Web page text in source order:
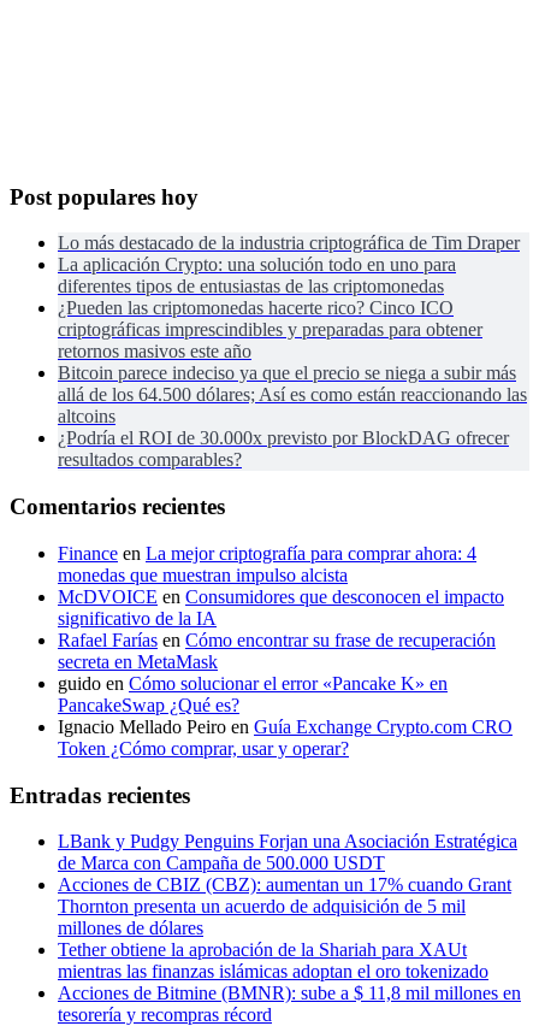
Post populares hoy
Lo más destacado de la industria criptográfica de Tim Draper
La aplicación Crypto: una solución todo en uno para
diferentes tipos de entusiastas de las criptomonedas
¿Pueden las criptomonedas hacerte rico? Cinco ICO
criptográficas imprescindibles y preparadas para obtener
retornos masivos este año
Bitcoin parece indeciso ya que el precio se niega a subir más
allá de los 64.500 dólares; Así es como están reaccionando las
altcoins
¿Podría el ROI de 30.000x previsto por BlockDAG ofrecer
resultados comparables?
Comentarios recientes
Finance en La mejor criptografía para comprar ahora: 4
monedas que muestran impulso alcista
McDVOICE en Consumidores que desconocen el impacto
significativo de la IA
Rafael Farías en Cómo encontrar su frase de recuperación
secreta en MetaMask
guido en Cómo solucionar el error «Pancake K» en
PancakeSwap ¿Qué es?
Ignacio Mellado Peiro en Guía Exchange Crypto.com CRO
Token ¿Cómo comprar, usar y operar?
Entradas recientes
LBank y Pudgy Penguins Forjan una Asociación Estratégica
de Marca con Campaña de 500.000 USDT
Acciones de CBIZ (CBZ): aumentan un 17% cuando Grant
Thornton presenta un acuerdo de adquisición de 5 mil
millones de dólares
Tether obtiene la aprobación de la Shariah para XAUt
mientras las finanzas islámicas adoptan el oro tokenizado
Acciones de Bitmine (BMNR): sube a $ 11,8 mil millones en
tesorería y recompras récord